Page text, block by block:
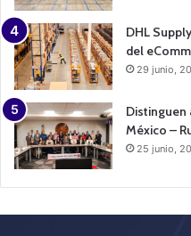
DHL
del
29 junio,
Distinguen
México –
25 junio,